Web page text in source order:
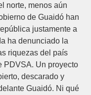
norte, menos aún
de Guaidó han
justamente a
ha denunciado la
riquezas del país
PDVSA. Un proyecto
descarado y
Guaidó. Ni qué